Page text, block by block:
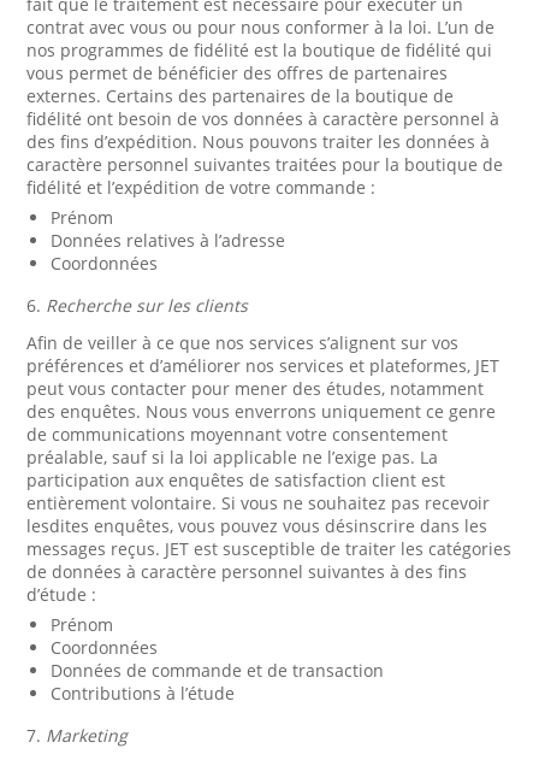
contrat avec vous ou pour nous conformer à la loi. L’un de
nos programmes de fidélité est la boutique de fidélité qui
vous permet de bénéficier des offres de partenaires
externes. Certains des partenaires de la boutique de
fidélité ont besoin de vos données à caractère personnel à
des fins d’expédition. Nous pouvons traiter les données à
caractère personnel suivantes traitées pour la boutique de
fidélité et l’expédition de votre commande :
Prénom
Données relatives à l’adresse
Coordonnées
6. Recherche sur les clients
Afin de veiller à ce que nos services s’alignent sur vos
préférences et d’améliorer nos services et plateformes, JET
peut vous contacter pour mener des études, notamment
des enquêtes. Nous vous enverrons uniquement ce genre
de communications moyennant votre consentement
préalable, sauf si la loi applicable ne l’exige pas. La
participation aux enquêtes de satisfaction client est
entièrement volontaire. Si vous ne souhaitez pas recevoir
lesdites enquêtes, vous pouvez vous désinscrire dans les
messages reçus. JET est susceptible de traiter les catégories
de données à caractère personnel suivantes à des fins
d’étude :
Prénom
Coordonnées
Données de commande et de transaction
Contributions à l’étude
7. Marketing